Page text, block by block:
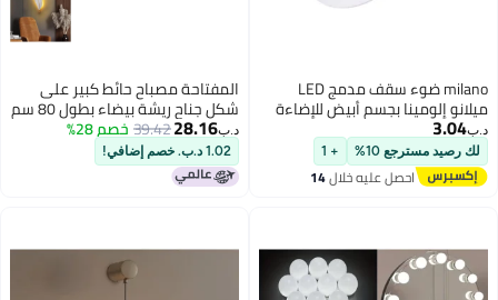
milano ضوء سقف مدمج LED
ميلانو إلومينا بجسم أبيض للإضاءة
في الحمام والمرحاض والمطبخ
والأماكن التجارية 10 واط أبيض دافئ
د.ب‏3.04
لك رصيد مسترجع 10% + 1
احصل عليه خلال14
المفتاحة مصباح حائط كبير على
شكل جناح ريشة بيضاء بطول 80 سم
مزود بإضاءة شريطية LED - منحوتة
جناح ملاك معلقة، قطعة ديكور
مميزة للتصوير الفوتوغرافي
الإبداعي وإضاءة المنزل
د.ب‏28.16
39.42خصم 28%
1.02 د.ب. خصم إضافي!